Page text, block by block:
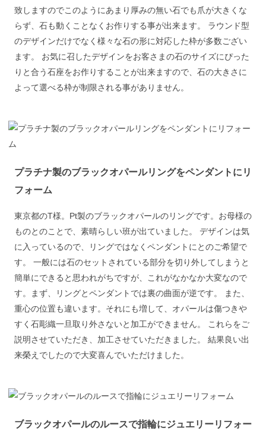
致しますのでこのようにあまり厚みの無い石でも爪が大きくな
らず、石も動くことなくお作りする事が出来ます。 ラウンド型
のデザインだけでなく様々な石の形に対応した枠が多数ござい
ます。 お気に召したデザインをお客さまの石のサイズにぴった
りと合う石座をお作りすることが出来ますので、石の大きさに
よって選べる枠が制限される事がありません。
プラチナ製のブラックオパールリングをペンダントにリ
フォーム
東京都のT様。Pt製のブラックオパールのリングです。お母様の
ものとのことで、素晴らしい班が出ていました。 デザインは気
に入っているので、リングではなくペンダントにとのご希望で
す。 一般には石のセットされている部分を切り外してしまうと
簡単にできると思われがちですが、これがなかなか大変なので
す。まず、リングとペンダントでは裏の曲面が逆です。 また、
重心の位置も違います。それにも増して、オパールは傷つきや
すく石彫織一旦取り外さないと加工ができません。 これらをご
説明させていただき、加工させていただきました。 結果良い出
来榮えでしたので大変喜んでいただけました。
ブラックオパールのルースで指輪にジュエリーリフォー